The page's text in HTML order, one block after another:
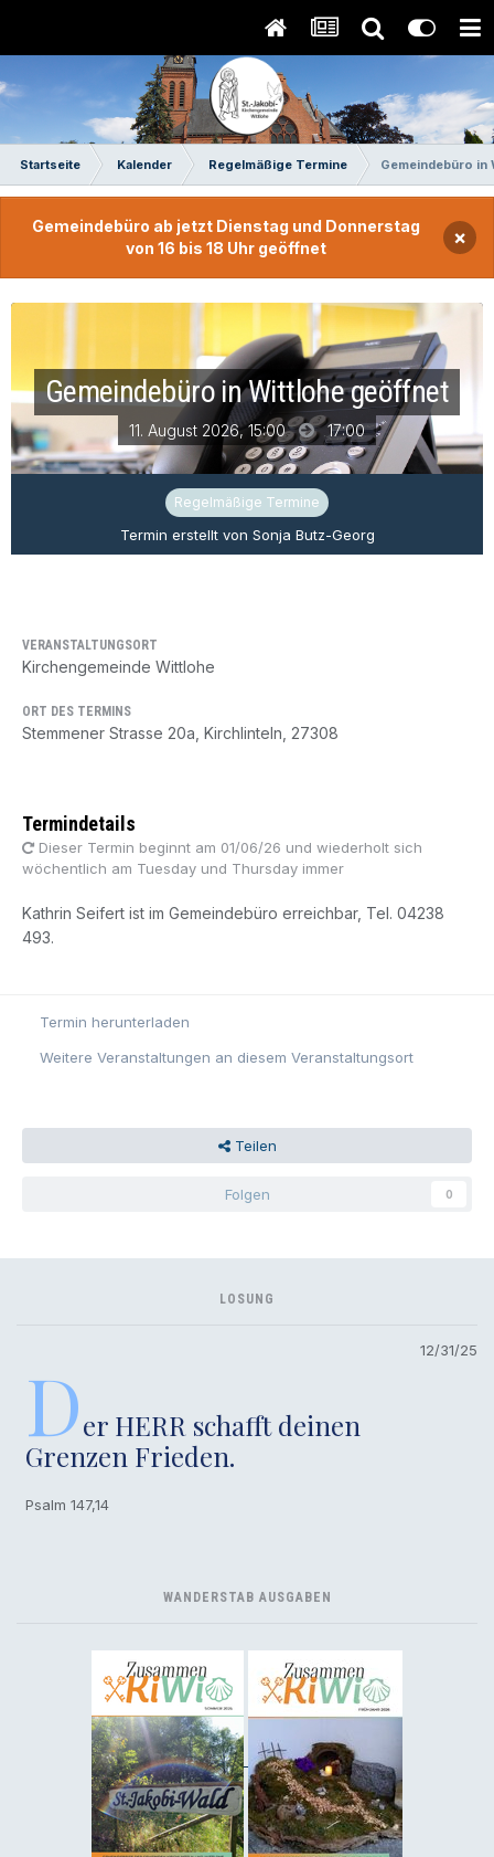
Startseite Kalender Regelmäßige Termine Gemeindebüro
Gemeindebüro ab jetzt Dienstag und Donnerstag
von 16 bis 18 Uhr geöffnet
×
Gemeindebüro in Wittlohe geöffnet
11. August 2026, 15:00 17:00
Regelmäßige Termine
Termin erstellt von Sonja Butz-Georg
VERANSTALTUNGSORT
Kirchengemeinde Wittlohe
ORT DES TERMINS
Stemmener Strasse 20a, Kirchlinteln, 27308
Termindetails
Dieser Termin beginnt am 01/06/26 und wiederholt sich
wöchentlich am Tuesday und Thursday immer
Kathrin Seifert ist im Gemeindebüro erreichbar, Tel. 04238
493.
Termin herunterladen
Weitere Veranstaltungen an diesem Veranstaltungsort
Teilen
Folgen 0
LOSUNG
12/31/25
Der HERR schafft deinen
Grenzen Frieden.
Psalm 147,14
WANDERSTAB AUSGABEN